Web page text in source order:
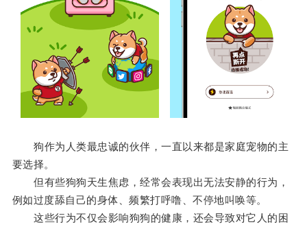
狗作为人类最忠诚的伙伴，一直以来都是家庭宠物的主
要选择。
但有些狗狗天生焦虑，经常会表现出无法安静的行为，
例如过度舔自己的身体、频繁打呼噜、不停地叫唤等。
这些行为不仅会影响狗狗的健康，还会导致对它人的困